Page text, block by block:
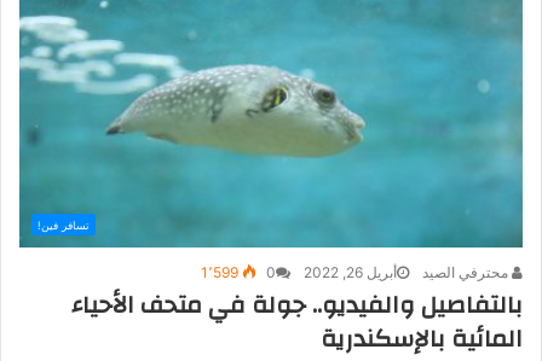
تسافر فين!
محترفي الصيد أبريل 26, 2022 0 1٬599
بالتفاصيل والفيديو.. جولة في متحف الأحياء
المائية بالإسكندرية